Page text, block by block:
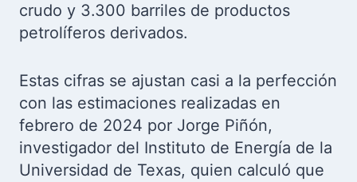
crudo y 3.300 barriles de productos
petrolíferos derivados.
Estas cifras se ajustan casi a la perfección
con las estimaciones realizadas en
febrero de 2024 por Jorge Piñón,
investigador del Instituto de Energía de la
Universidad de Texas, quien calculó que